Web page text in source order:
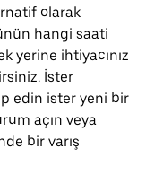
olarak
hangi saati
yerine ihtiyacınız
İster
edin ister yeni bir
açın veya
bir varış